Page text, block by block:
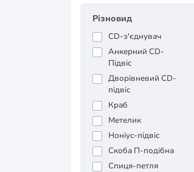
Різновид
CD-з'єднувач
Анкерний CD-
Підвіс
Дворівневий CD-
підвіс
Краб
Метелик
Ноніус-підвіс
Скоба П-подібна
Спиця-петля